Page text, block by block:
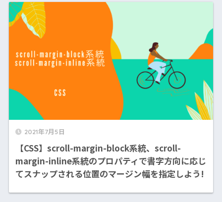
2021年7月5日
【CSS】scroll-margin-block系統、scroll-
margin-inline系統のプロパティで書字方向に応じ
てスナップされる位置のマージン幅を指定しよう!